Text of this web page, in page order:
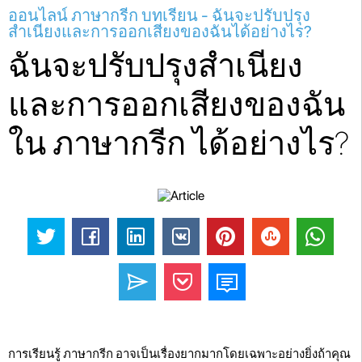
ออนไลน์ ภาษากรีก บทเรียน - ฉันจะปรับปรุง
สำเนียงและการออกเสียงของฉันได้อย่างไร?
ฉันจะปรับปรุงสำเนียง
และการออกเสียงของฉัน
ใน ภาษากรีก ได้อย่างไร?
การเรียนรู้ ภาษากรีก อาจเป็นเรื่องยากมากโดยเฉพาะอย่างยิ่งถ้าคุณ